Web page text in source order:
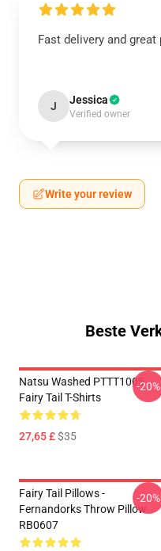
Fast delivery and great
J Jessica
Verified owner
Write your review
Beste
Natsu Washed PTTT1005
Fairy Tail T-Shirts
27,65 £$35
-20%
Fairy Tail Pillows -
Fernandorks Throw Pillow
RB0607
-20%